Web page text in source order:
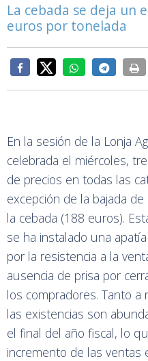
La cebada se deja un
euros por tonelada
En la sesión de la Lonja
celebrada el miércoles,
de precios en todas las
excepción de la bajada
la cebada (188 euros).
se ha instalado una
por la resistencia a la
ausencia de prisa por
los compradores. Tanto a
las existencias son
el final del año fiscal, lo
incremento de las ventas